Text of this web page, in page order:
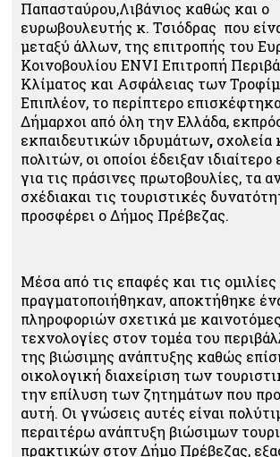
Παπασταύρου,Λιβάνιος καθώς και ο
ευρωβουλευτής κ. Τσιόδρας που
μεταξύ άλλων, της επιτροπής του
Κοινοβουλίου ENVI Επιτροπή
Κλίματος και Ασφάλειας των
Επιπλέον, το περίπτερο
Δήμαρχοι από όλη την Ελλάδα,
εκπαιδευτικών ιδρυμάτων, σχολεία
πολιτών, οι οποίοι έδειξαν
για τις πράσινες πρωτοβουλίες, τα
σχέδιακαι τις τουριστικές
προσφέρει ο Δήμος Πρέβεζας.
Μέσα από τις επαφές και τις
πραγματοποιήθηκαν, αποκτήθηκε
πληροφοριών σχετικά με
τεχνολογίες στον τομέα του
της βιώσιμης ανάπτυξης καθώς
οικολογική διαχείριση των
την επίλυση των ζητημάτων που
αυτή. Οι γνώσεις αυτές είναι
περαιτέρω ανάπτυξη βιώσιμων
πρακτικών στον Δήμο Πρέβεζας,